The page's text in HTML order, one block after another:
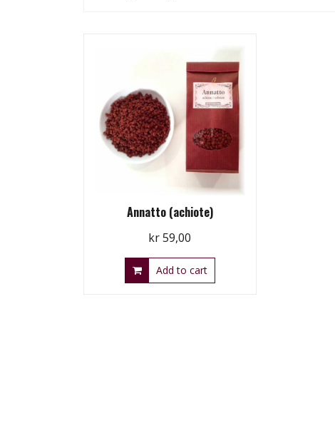
Annatto (achiote)
kr59,00
Add to cart